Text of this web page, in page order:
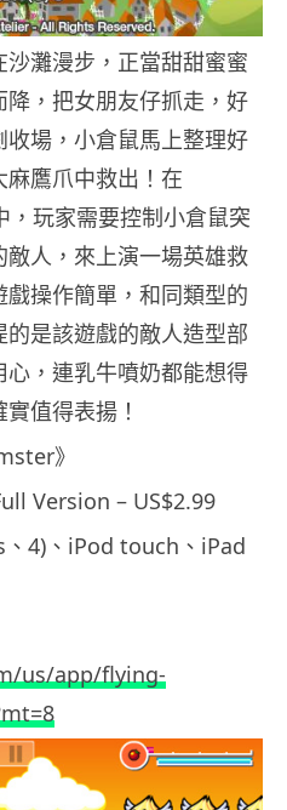
灘漫步，正當甜甜蜜蜜
，把女朋友仔抓走，好
場，小倉鼠馬上整理好
鷹爪中救出！ 在
，玩家需要控制小倉鼠突
人，來上演一場英雄救
操作簡單，和同類型的
是該遊戲的敵人造型部
，連乳牛噴奶都能想得
值得表揚！
》
Version – US$2.99
4)、iPod touch、iPad
us/app/flying-